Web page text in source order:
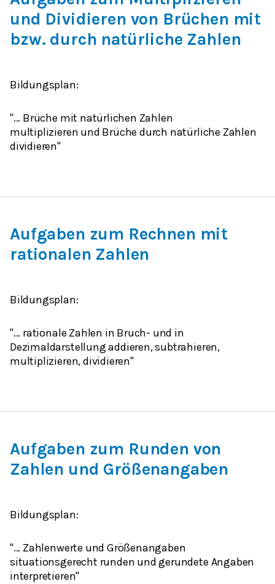
und Dividieren von Brüchen mit
bzw. durch natürliche Zahlen
Bildungsplan:
"... Brüche mit natürlichen Zahlen
multiplizieren und Brüche durch natürliche Zahlen
dividieren"
Aufgaben zum Rechnen mit
rationalen Zahlen
Bildungsplan:
"... rationale Zahlen in Bruch- und in
Dezimaldarstellungaddieren, subtrahieren,
multiplizieren, dividieren"
Aufgaben zum Runden von
Zahlen und Größenangaben
Bildungsplan:
"... Zahlenwerte und Größenangaben
situationsgerecht runden und gerundete Angaben
interpretieren"